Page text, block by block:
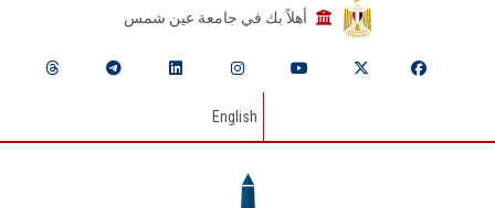
أهلاً بك في جامعة عين شمس
English